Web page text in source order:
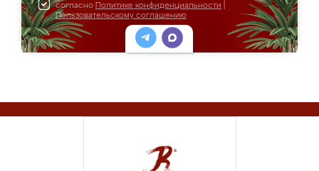
согласно Политике конфиденциальности
Пользовательскому соглашению